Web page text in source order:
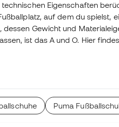
Eigenschaften
auf dem du spielst,
dessen Gewicht und
ist das A und O. Hier
Puma